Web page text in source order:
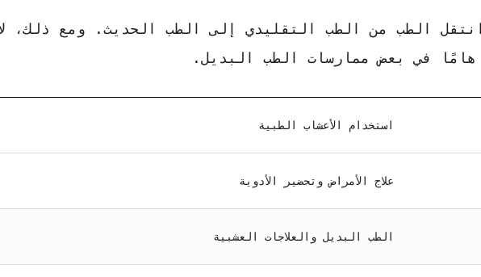
الطب من الطب التقليدي إلى الطب الحديث. ومع ذلك،
هامًا في بعض ممارسات الطب البديل.
استخدام الأعشاب الطبية
علاج الأمراض وتحضير الأدوية
الطب البديل والعلاجات العشبية